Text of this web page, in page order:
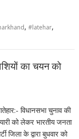
,#latehar,
का चयन को
विधानसभा चुनाव की
को लेकर भारतीय जनता
जिला के द्वारा बुधवार को